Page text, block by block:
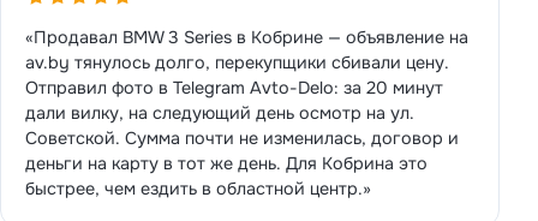
«Продавал BMW 3 Series в Кобрине — объявление на
av.by тянулось долго, перекупщики сбивали цену.
Отправил фото в Telegram Avto-Delo: за 20 минут
дали вилку, на следующий день осмотр на ул.
Советской. Сумма почти не изменилась, договор и
деньги на карту в тот же день. Для Кобрина это
быстрее, чем ездить в областной центр.»